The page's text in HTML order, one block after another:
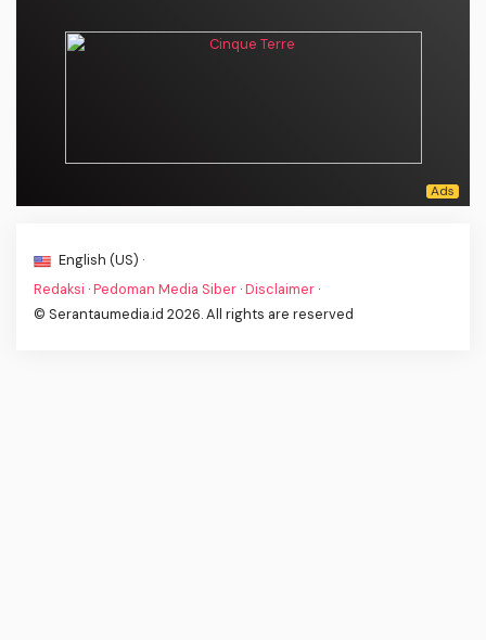
English (US) ·
Redaksi ·Pedoman Media Siber ·Disclaimer ·
© Serantaumedia.id 2026. All rights are reserved